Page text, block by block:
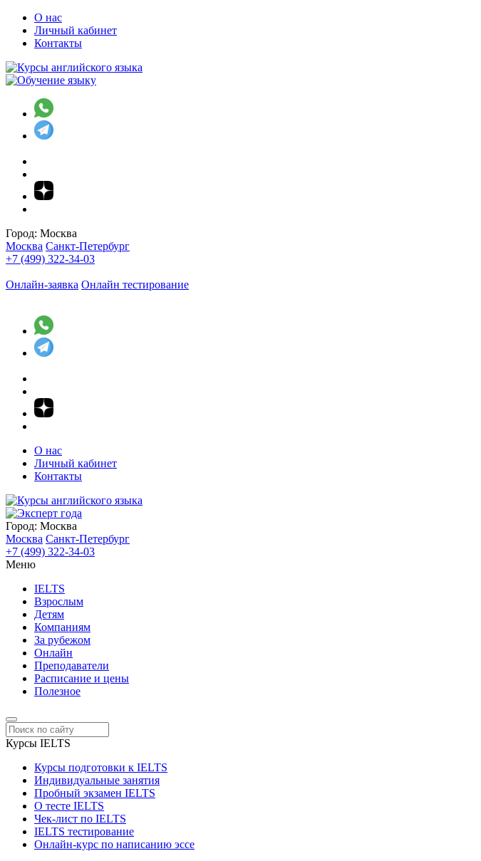
О нас
Личный кабинет
Контакты
Город: Москва
Москва Санкт-Петербург
+7 (499) 322-34-03
Онлайн-заявка Онлайн тестирование
О нас
Личный кабинет
Контакты
Город: Москва
Москва Санкт-Петербург
+7 (499) 322-34-03
Меню
IELTS
Взрослым
Детям
Компаниям
За рубежом
Онлайн
Преподаватели
Расписание и цены
Полезное
Курсы IELTS
Курсы подготовки к IELTS
Индивидуальные занятия
Пробный экзамен IELTS
О тесте IELTS
Чек-лист по IELTS
IELTS тестирование
Онлайн-курс по написанию эссе